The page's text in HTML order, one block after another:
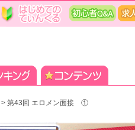
> 第43回 エロメン面接 ①